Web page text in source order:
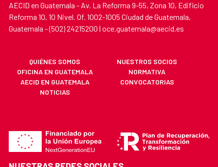
AECID en Guatemala - Av. La Reforma 9-55, Zona 10, Edificio
Reforma 10, 10 Nivel. Of. 1002-1005 Ciudad de Guatemala,
Guatemala - (502) 24215200 | oce.guatemala@aecid.es
QUIÉNES SOMOS
NUESTROS SOCIOS
OFICINA EN GUATEMALA
NORMATIVA
AECID EN GUATEMALA
CONVOCATORIAS
NOTICIAS